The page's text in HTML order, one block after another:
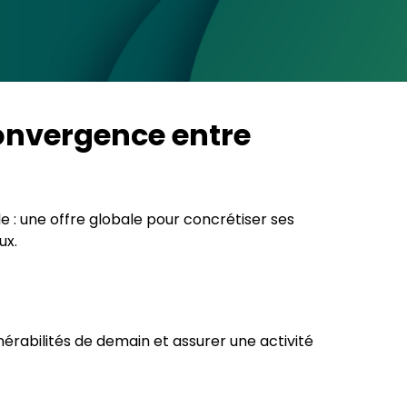
entre
: une offre globale pour concrétiser ses
de demain et assurer une activité